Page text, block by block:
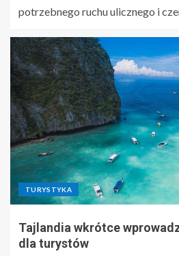
potrzebnego ruchu ulicznego i
TURYSTYKA
Tajlandia wkrótce
dla turystów